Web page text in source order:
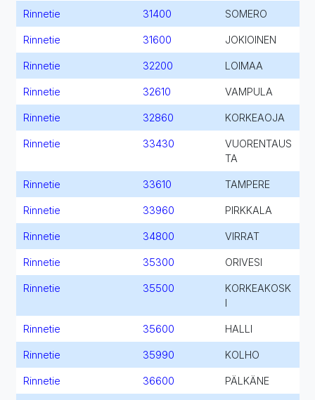
Rinnetie 31400 SOMERO
Rinnetie 31600 JOKIOINEN
Rinnetie 32200 LOIMAA
Rinnetie 32610 VAMPULA
Rinnetie 32860 KORKEAOJA
Rinnetie 33430
VUORENTAUS
TA
Rinnetie 33610 TAMPERE
Rinnetie 33960 PIRKKALA
Rinnetie 34800 VIRRAT
Rinnetie 35300 ORIVESI
Rinnetie 35500
KORKEAKOSK
Rinnetie 35600 HALLI
Rinnetie 35990 KOLHO
Rinnetie 36600 PÄLKÄNE